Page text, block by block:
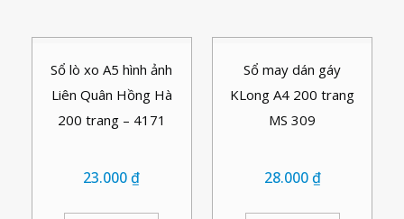
Sổ lò xo A5 hình ảnh
Liên Quân Hồng Hà
200 trang – 4171
23.000₫
Sổ may dán gáy
KLong A4 200 trang
MS 309
28.000₫